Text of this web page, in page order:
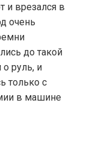
и врезался в
очень
до такой
руль, и
только с
в машине